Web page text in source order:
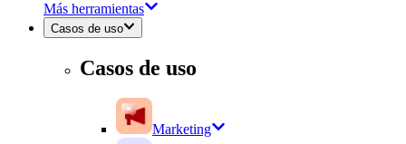
Más herramientas
Casos de uso
Casos de uso
Marketing